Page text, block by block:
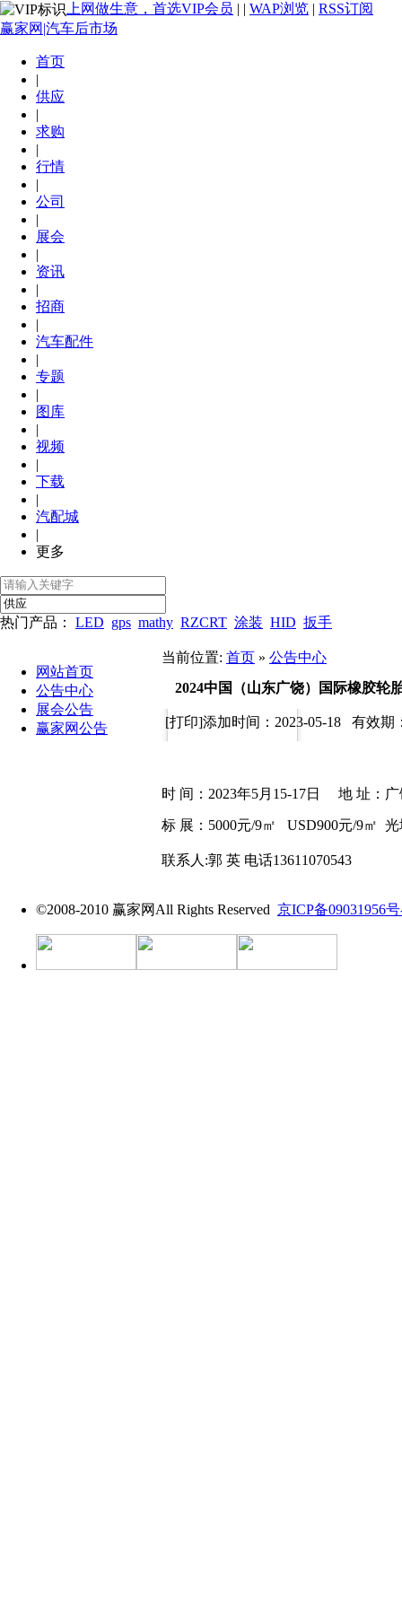
上网做生意，首选VIP会员 | | WAP浏览 | RSS订阅
赢家网|汽车后市场
首页
|
供应
|
求购
|
行情
|
公司
|
展会
|
资讯
|
招商
|
汽车配件
|
专题
|
图库
|
视频
|
下载
|
汽配城
|
更多
热门产品： LED gps mathy RZCRT 涂装 HID 扳手
网站首页
公告中心
展会公告
赢家网公告
当前位置: 首页 » 公告中心
2024中国（山东广饶）国际橡胶轮
[打印]添加时间：2023-05-18 有效期
时 间： 2023年5月15-17日 地 址：
标 展 ： 5000元/9㎡ USD900元/9㎡
联系人:郭 英 电话13611070543
©2008-2010 赢家网All Rights Reserved 京ICP备09031956